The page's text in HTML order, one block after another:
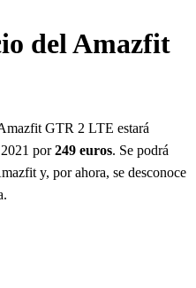
del Amazfit
GTR 2 LTE estará
por249 euros. Se podrá
y, por ahora, se desconoce